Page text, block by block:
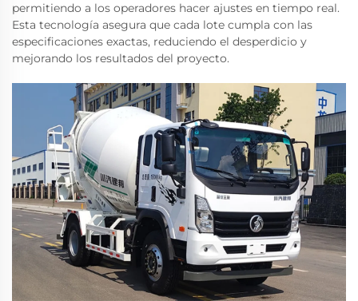
permitiendo a los operadores hacer ajustes en tiempo real.
Esta tecnología asegura que cada lote cumpla con las
especificaciones exactas, reduciendo el desperdicio y
mejorando los resultados del proyecto.